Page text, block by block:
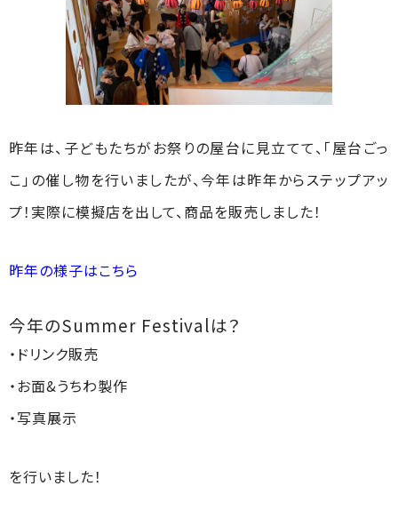
昨年は、子どもたちがお祭りの屋台に見立てて、「屋台ごっ
こ」の催し物を行いましたが、今年は昨年からステップアッ
プ！実際に模擬店を出して、商品を販売しました！
昨年の様子はこちら
今年のSummer Festivalは？
・ドリンク販売
・お面&うちわ製作
・写真展示
を行いました！